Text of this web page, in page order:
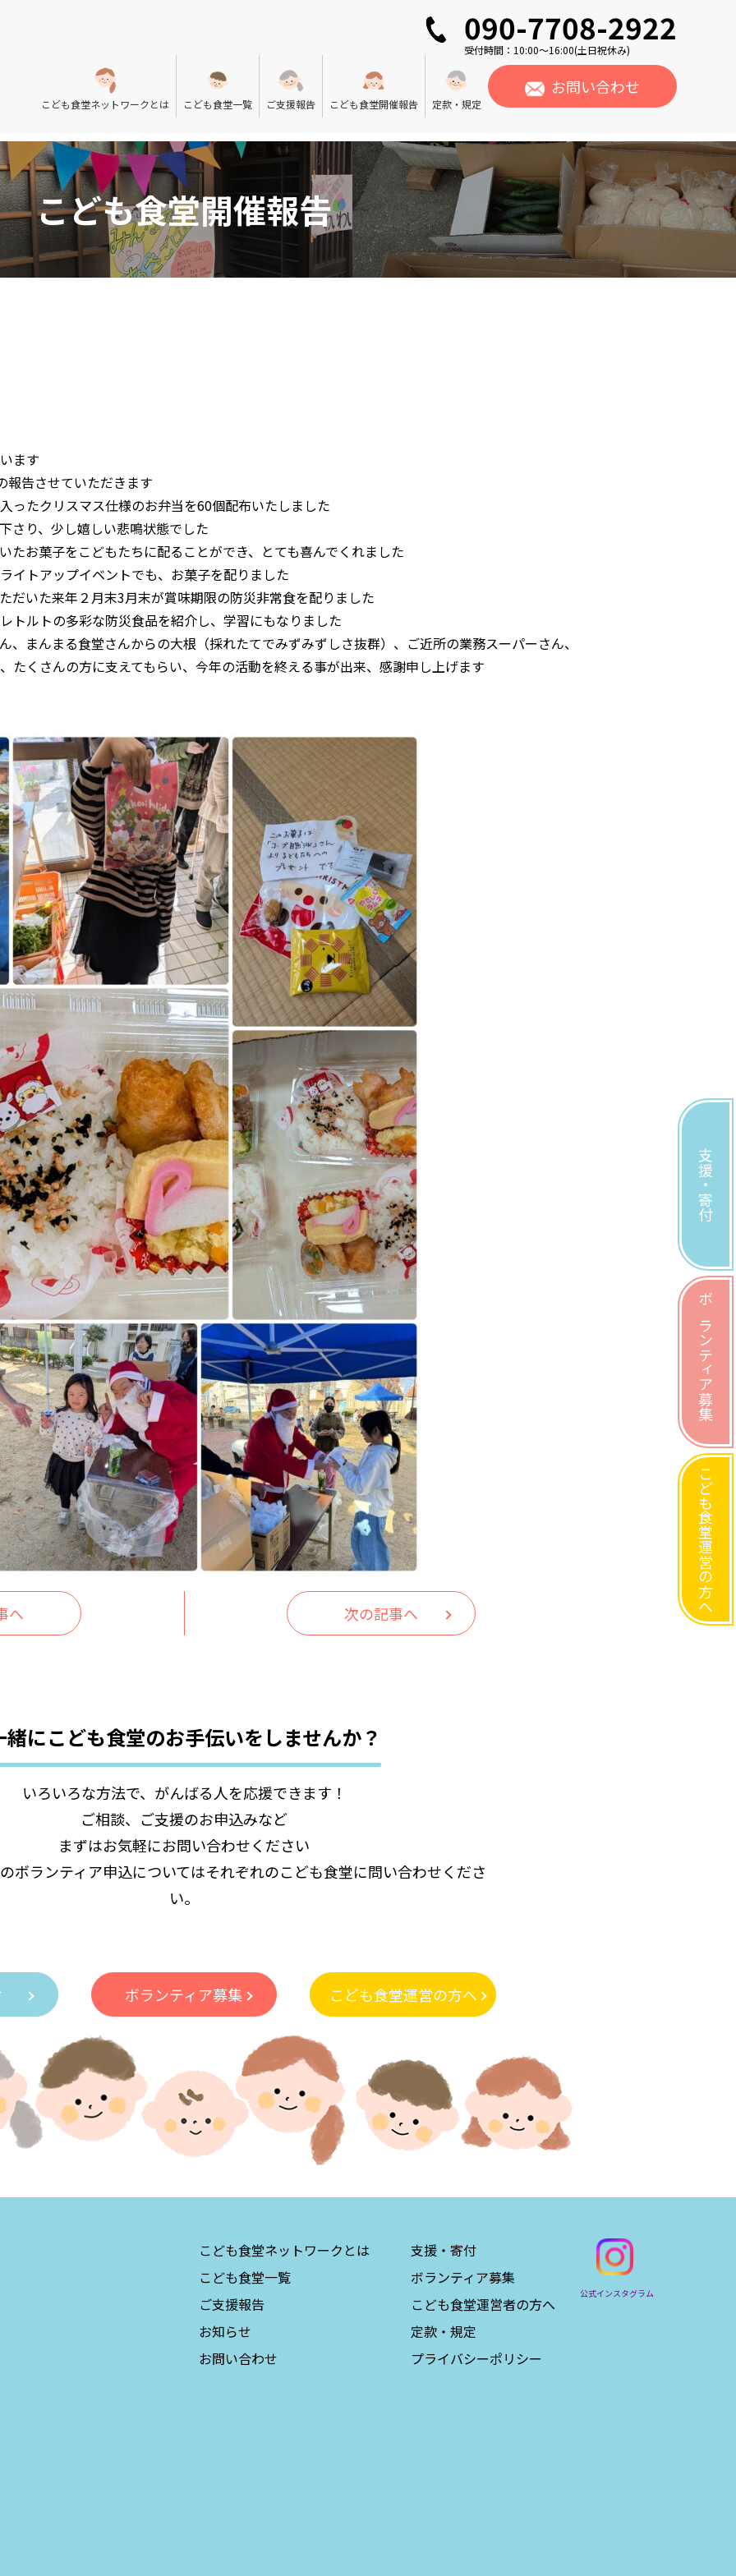
090-7708-2922
受付時間：10:00〜16:00(土日祝休み)
こども食堂ネットワークとは こども食堂一覧 ご支援報告 こども食堂開催報告 定款・規定
お問い合わせ
こども食堂開催報告
ます
報告させていただきます
ったクリスマス仕様のお弁当を60個配布いたしました
さり、少し嬉しい悲鳴状態でした
たお菓子をこどもたちに配ることができ、とても喜んでくれました
イトアップイベントでも、お菓子を配りました
だいた来年２月末3月末が賞味期限の防災非常食を配りました
トルトの多彩な防災食品を紹介し、学習にもなりました
、まんまる食堂さんからの大根（採れたてでみずみずしさ抜群）、ご近所の業務スーパーさん、
たくさんの方に支えてもらい、今年の活動を終える事が出来、感謝申し上げます
へ 次の記事へ
緒にこども食堂のお手伝いをしませんか？
いろいろな方法で、がんばる人を応援できます！
ご相談、ご支援のお申込みなど
まずはお気軽にお問い合わせください
ボランティア申込についてはそれぞれのこども食堂に問い合わせくださ
い。
ボランティア募集 こども食堂運営の方へ
支援・寄付
ボランティア募集
こども食堂運営の方へ
こども食堂ネットワークとは
こども食堂一覧
ご支援報告
お知らせ
お問い合わせ
支援・寄付
ボランティア募集
こども食堂運営者の方へ
定款・規定
プライバシーポリシー
公式インスタグラム